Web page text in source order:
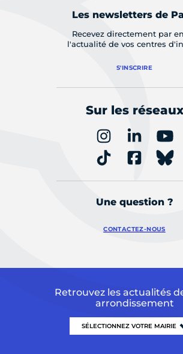
Les newsletters de
Recevez directement par
l'actualité de vos centres
S'INSCRIRE
Sur les réseaux
Une question ?
CONTACTEZ-NOUS
Retrouvez les actualités
arrondissement